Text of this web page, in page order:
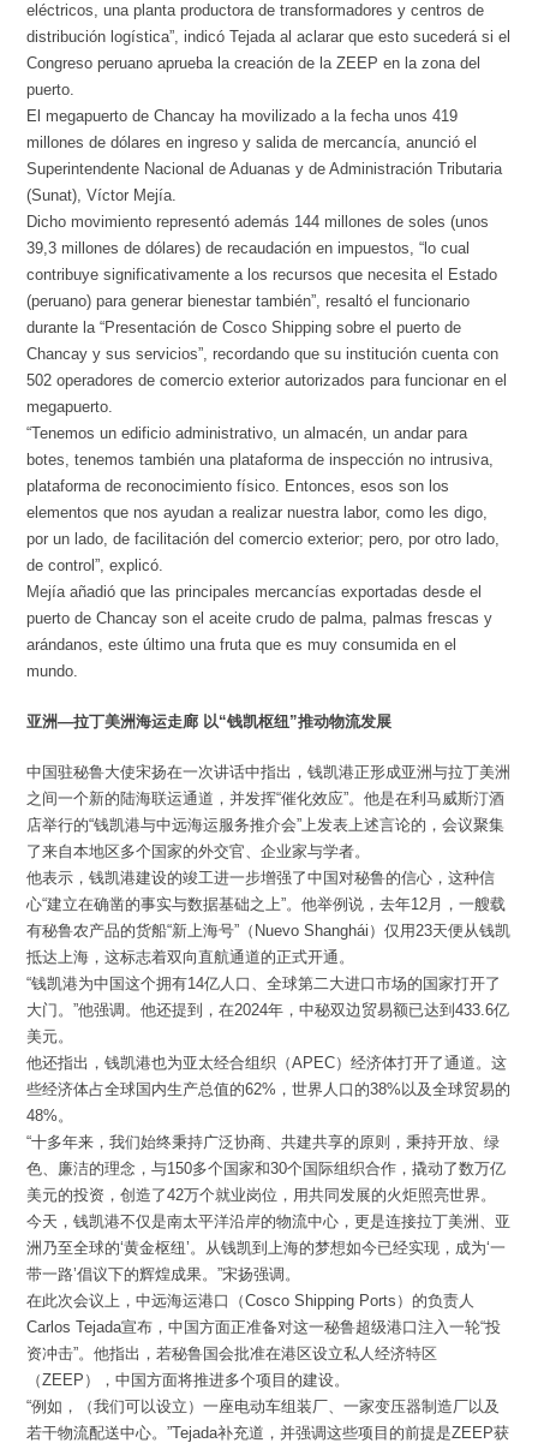
eléctricos, una planta productora de transformadores y centros de
distribución logística”, indicó Tejada al aclarar que esto sucederá si el
Congreso peruano aprueba la creación de la ZEEP en la zona del
puerto.
El megapuerto de Chancay ha movilizado a la fecha unos 419
millones de dólares en ingreso y salida de mercancía, anunció el
Superintendente Nacional de Aduanas y de Administración Tributaria
(Sunat), Víctor Mejía.
Dicho movimiento representó además 144 millones de soles (unos
39,3 millones de dólares) de recaudación en impuestos, “lo cual
contribuye significativamente a los recursos que necesita el Estado
(peruano) para generar bienestar también”, resaltó el funcionario
durante la “Presentación de Cosco Shipping sobre el puerto de
Chancay y sus servicios”, recordando que su institución cuenta con
502 operadores de comercio exterior autorizados para funcionar en el
megapuerto.
“Tenemos un edificio administrativo, un almacén, un andar para
botes, tenemos también una plataforma de inspección no intrusiva,
plataforma de reconocimiento físico. Entonces, esos son los
elementos que nos ayudan a realizar nuestra labor, como les digo,
por un lado, de facilitación del comercio exterior; pero, por otro lado,
de control”, explicó.
Mejía añadió que las principales mercancías exportadas desde el
puerto de Chancay son el aceite crudo de palma, palmas frescas y
arándanos, este último una fruta que es muy consumida en el
mundo.
亚洲—拉丁美洲海运走廊 以“钱凯枢纽”推动物流发展
中国驻秘鲁大使宋扬在一次讲话中指出，钱凯港正形成亚洲与拉丁美洲
之间一个新的陆海联运通道，并发挥“催化效应”。他是在利马威斯汀酒
店举行的“钱凯港与中远海运服务推介会”上发表上述言论的，会议聚集
了来自本地区多个国家的外交官、企业家与学者。
他表示，钱凯港建设的竣工进一步增强了中国对秘鲁的信心，这种信
心“建立在确凿的事实与数据基础之上”。他举例说，去年12月，一艘载
有秘鲁农产品的货船“新上海号”（Nuevo Shanghái）仅用23天便从钱凯
抵达上海，这标志着双向直航通道的正式开通。
“钱凯港为中国这个拥有14亿人口、全球第二大进口市场的国家打开了
大门。”他强调。他还提到，在2024年，中秘双边贸易额已达到433.6亿
美元。
他还指出，钱凯港也为亚太经合组织（APEC）经济体打开了通道。这
些经济体占全球国内生产总值的62%，世界人口的38%以及全球贸易的
48%。
“十多年来，我们始终秉持广泛协商、共建共享的原则，秉持开放、绿
色、廉洁的理念，与150多个国家和30个国际组织合作，撬动了数万亿
美元的投资，创造了42万个就业岗位，用共同发展的火炬照亮世界。
今天，钱凯港不仅是南太平洋沿岸的物流中心，更是连接拉丁美洲、亚
洲乃至全球的‘黄金枢纽’。从钱凯到上海的梦想如今已经实现，成为‘一
带一路’倡议下的辉煌成果。”宋扬强调。
在此次会议上，中远海运港口（Cosco Shipping Ports）的负责人
Carlos Tejada宣布，中国方面正准备对这一秘鲁超级港口注入一轮“投
资冲击”。他指出，若秘鲁国会批准在港区设立私人经济特区
（ZEEP），中国方面将推进多个项目的建设。
“例如，（我们可以设立）一座电动车组装厂、一家变压器制造厂以及
若干物流配送中心。”Tejada补充道，并强调这些项目的前提是ZEEP获